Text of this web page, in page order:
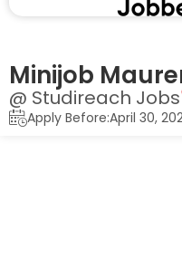
Minijob
@ Studireach Jobs
Apply Before:April 30,